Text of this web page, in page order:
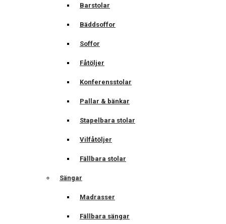
Barstolar
Bäddsoffor
Soffor
Fåtöljer
Konferensstolar
Pallar & bänkar
Stapelbara stolar
Vilfåtöljer
Fällbara stolar
Sängar
Madrasser
Fällbara sängar